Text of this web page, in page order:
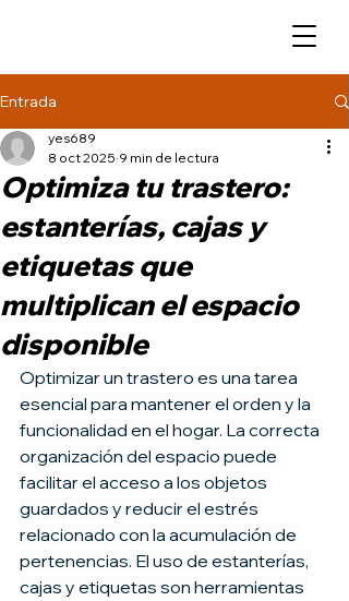
Entrada
Optimiza tu trastero:
estanterías, cajas y
etiquetas que
multiplican el espacio
disponible
yes689
8 oct 2025 9 min de lectura
Optimizar un trastero es una tarea
esencial para mantener el orden y la
funcionalidad en el hogar. La correcta
organización del espacio puede
facilitar el acceso a los objetos
guardados y reducir el estrés
relacionado con la acumulación de
pertenencias. El uso de estanterías,
cajas y etiquetas son herramientas